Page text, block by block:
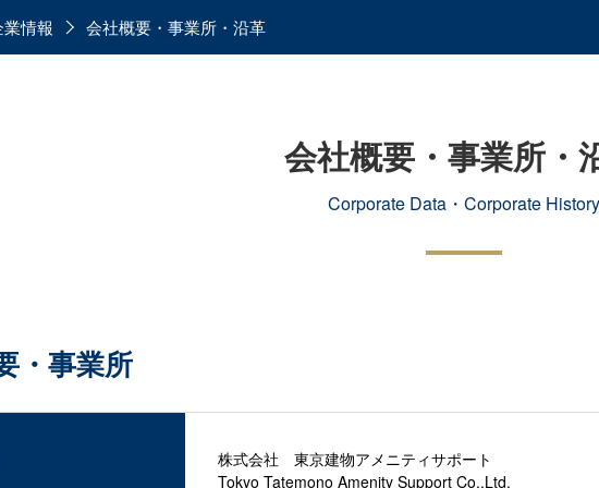
業情報 会社概要・事業所・沿革
会社概要・事業所・
Corporate Data・Corporate History
・事業所
株式会社 東京建物アメニティサポート
Tokyo Tatemono Amenity Support Co.,Ltd.